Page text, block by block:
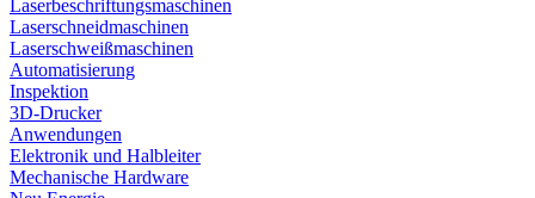
Laserbeschriftungsmaschinen
Laserschneidmaschinen
Laserschweißmaschinen
Automatisierung
Inspektion
3D-Drucker
Anwendungen
Elektronik und Halbleiter
Mechanische Hardware